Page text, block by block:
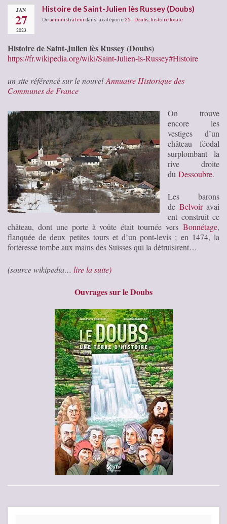
JAN
27
2023
Histoire de Saint-Julien lès Russey (Doubs)
Deadministrateurdans la catégorie25 - Doubs histoire locale
Histoire de Saint-Julien lès Russey (Doubs)
https://fr.wikipedia.org/wiki/Saint-Julien-ls-Russey#Histoire
un site référencé sur le nouvelAnnuaire Historique des
Communes de France
On trouve
encore les
vestiges d’un
château féodal
surplombant la
rive droite
du Dessoubre.
Les barons
de Belvoiravai
ent construit ce
château, dont une porte à voûte était tournée vers Bonnétage,
flanquée de deux petites tours et d’un pont-levis ; en 1474, la
forteresse tombe aux mains des Suisses qui la détruisirent…
(source wikipedia… lire la suite)
Ouvrages sur le Doubs